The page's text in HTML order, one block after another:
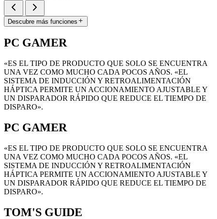
Descubre más funciones
PC GAMER
«ES EL TIPO DE PRODUCTO QUE SOLO SE ENCUENTRA
UNA VEZ COMO MUCHO CADA POCOS AÑOS. «EL
SISTEMA DE INDUCCIÓN Y RETROALIMENTACIÓN
HÁPTICA PERMITE UN ACCIONAMIENTO AJUSTABLE Y
UN DISPARADOR RÁPIDO QUE REDUCE EL TIEMPO DE
DISPARO».
PC GAMER
«ES EL TIPO DE PRODUCTO QUE SOLO SE ENCUENTRA
UNA VEZ COMO MUCHO CADA POCOS AÑOS. «EL
SISTEMA DE INDUCCIÓN Y RETROALIMENTACIÓN
HÁPTICA PERMITE UN ACCIONAMIENTO AJUSTABLE Y
UN DISPARADOR RÁPIDO QUE REDUCE EL TIEMPO DE
DISPARO».
TOM'S GUIDE